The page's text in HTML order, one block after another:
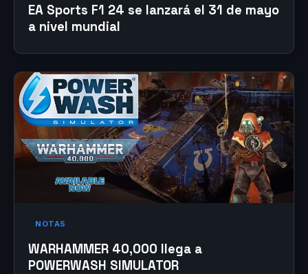
EA Sports F1 24 se lanzará el 31 de mayo
a nivel mundial
NOTAS
WARHAMMER 40,000 llega a
POWERWASH SIMULATOR